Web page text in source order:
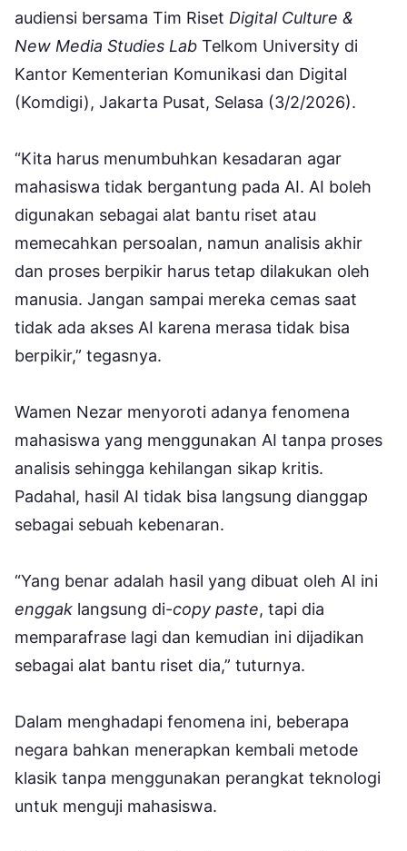
audiensi bersama Tim Riset Digital Culture &
New Media Studies Lab Telkom University di
Kantor Kementerian Komunikasi dan Digital
(Komdigi), Jakarta Pusat, Selasa (3/2/2026).
“Kita harus menumbuhkan kesadaran agar
mahasiswa tidak bergantung pada AI. AI boleh
digunakan sebagai alat bantu riset atau
memecahkan persoalan, namun analisis akhir
dan proses berpikir harus tetap dilakukan oleh
manusia. Jangan sampai mereka cemas saat
tidak ada akses AI karena merasa tidak bisa
berpikir,” tegasnya.
Wamen Nezar menyoroti adanya fenomena
mahasiswa yang menggunakan AI tanpa proses
analisis sehingga kehilangan sikap kritis.
Padahal, hasil AI tidak bisa langsung dianggap
sebagai sebuah kebenaran.
“Yang benar adalah hasil yang dibuat oleh AI ini
enggak langsung di-copy paste, tapi dia
memparafrase lagi dan kemudian ini dijadikan
sebagai alat bantu riset dia,” tuturnya.
Dalam menghadapi fenomena ini, beberapa
negara bahkan menerapkan kembali metode
klasik tanpa menggunakan perangkat teknologi
untuk menguji mahasiswa.